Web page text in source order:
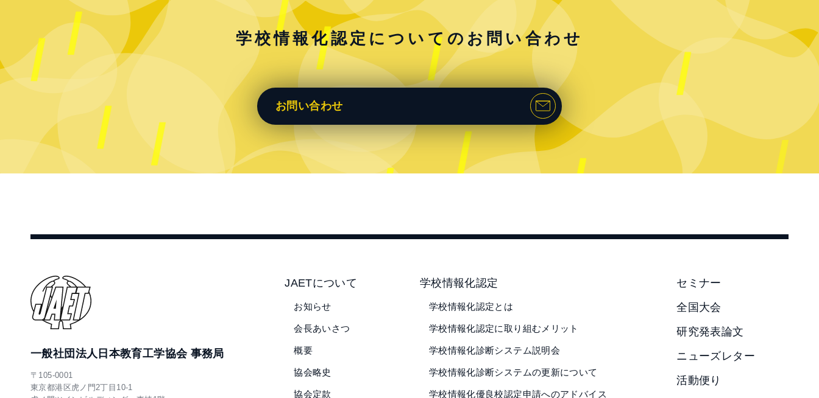
学校情報化認定についての お問い合わせ
お問い合わせ
一般社団法人日本教育工学協会 事務局
〒105-0001
東京都港区虎ノ門2丁目10-1
JAETについて
お知らせ
会長あいさつ
概要
協会略史
協会定款
学校情報化認定
学校情報化認定とは
学校情報化認定に取り組むメリット
学校情報化診断システム説明会
学校情報化診断システムの更新について
学校情報化優良校認定申請へのアドバイス
セミナー
全国大会
研究発表論文
ニューズレター
活動便り